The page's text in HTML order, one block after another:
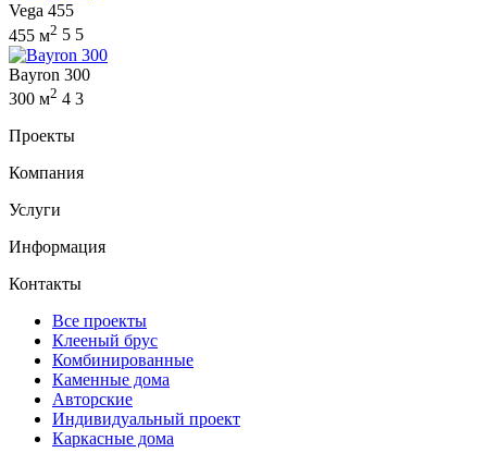
Vega 455
455 м2 5 5
Bayron 300
300 м2 4 3
Проекты
Компания
Услуги
Информация
Контакты
Все проекты
Клееный брус
Комбинированные
Каменные дома
Авторские
Индивидуальный проект
Каркасные дома